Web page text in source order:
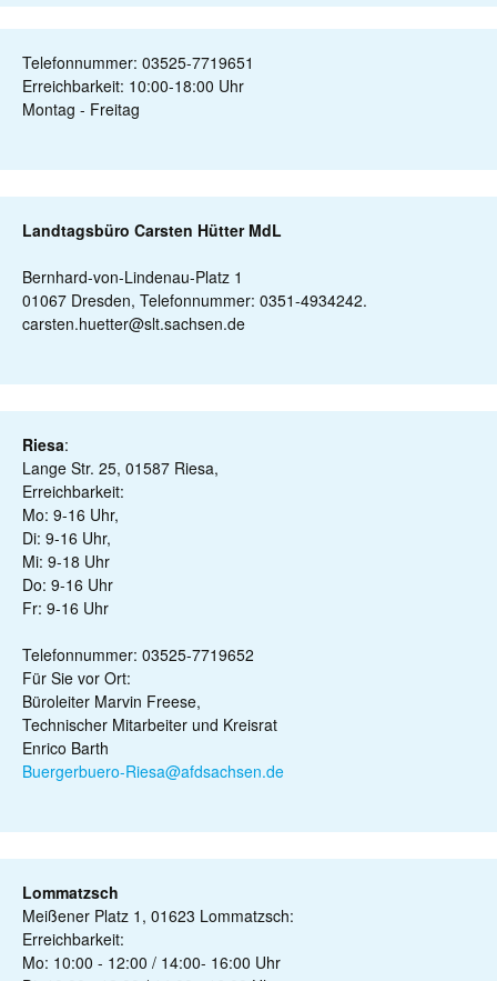
Telefonnummer: 03525-7719651
Erreichbarkeit: 10:00-18:00 Uhr
Montag - Freitag
Landtagsbüro Carsten Hütter MdL
Bernhard-von-Lindenau-Platz 1
01067 Dresden, Telefonnummer: 0351-4934242.
carsten.huetter@slt.sachsen.de
Riesa:
Lange Str. 25, 01587 Riesa,
Erreichbarkeit:
Mo: 9-16 Uhr,
Di: 9-16 Uhr,
Mi: 9-18 Uhr
Do: 9-16 Uhr
Fr: 9-16 Uhr
Telefonnummer: 03525-7719652
Für Sie vor Ort:
Büroleiter Marvin Freese,
Technischer Mitarbeiter und Kreisrat
Enrico Barth
Buergerbuero-Riesa@afdsachsen.de
Lommatzsch
Meißener Platz 1, 01623 Lommatzsch:
Erreichbarkeit:
Mo: 10:00 - 12:00 / 14:00- 16:00 Uhr